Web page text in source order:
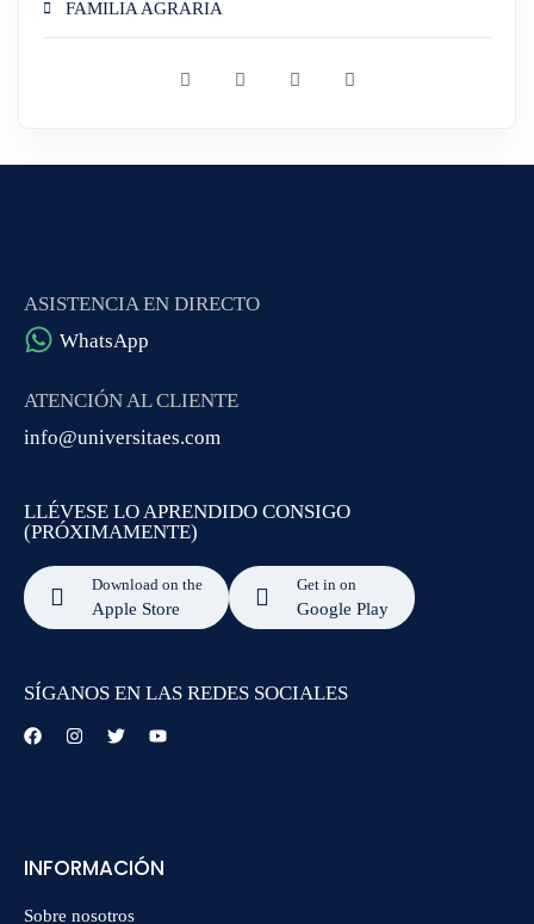
FAMILIA AGRARIA
INFORMACIÓN
Sobre nosotros
ASISTENCIA EN DIRECTO
WhatsApp
ATENCIÓN AL CLIENTE
info@universitaes.com
LLÉVESE LO APRENDIDO CONSIGO
(PRÓXIMAMENTE)
Download on the
Apple Store
Get in on
Google Play
SÍGANOS EN LAS REDES SOCIALES